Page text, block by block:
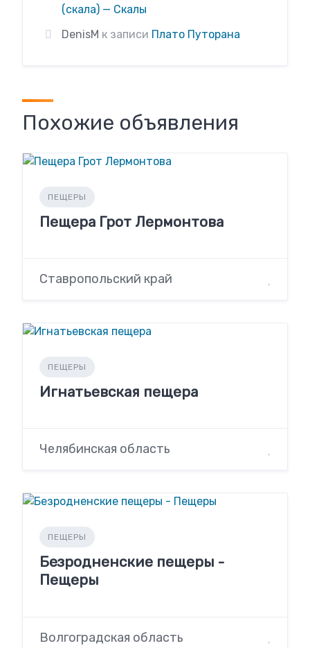
(скала) — Скалы
DenisM к записи Плато Путорана
Похожие объявления
ПЕЩЕРЫ
Пещера Грот Лермонтова
Ставропольский край
ПЕЩЕРЫ
Игнатьевская пещера
Челябинская область
ПЕЩЕРЫ
Безродненские пещеры -
Пещеры
Волгоградская область